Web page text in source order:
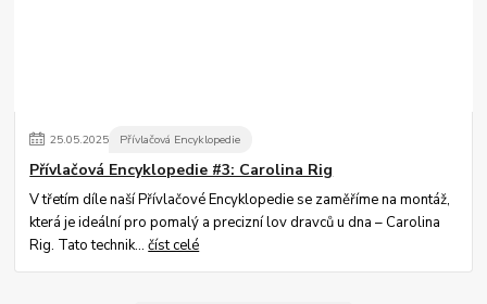
25.05.2025 Přívlačová Encyklopedie
Přívlačová Encyklopedie #3: Carolina Rig
V třetím díle naší Přívlačové Encyklopedie se zaměříme na montáž,
která je ideální pro pomalý a precizní lov dravců u dna – Carolina
Rig. Tato technik...číst celé